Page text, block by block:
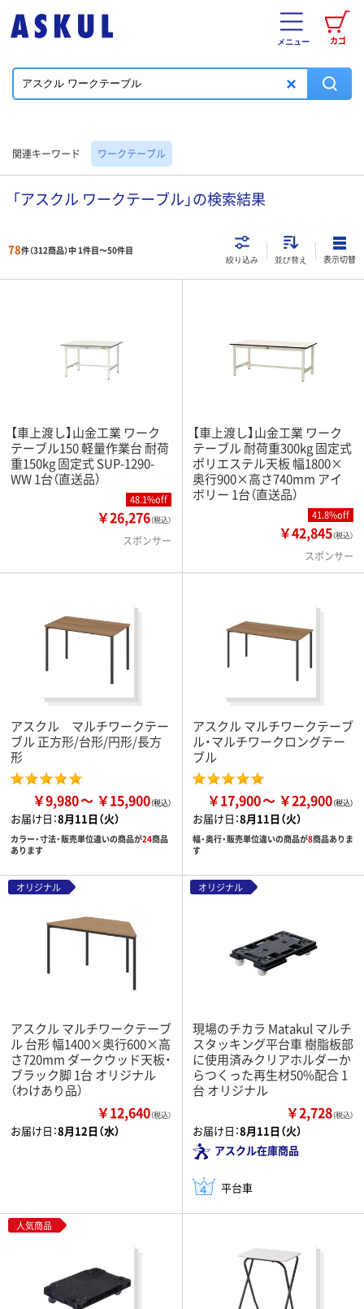
カゴ
メニュー
関連キーワード ワークテーブル
「アスクル ワークテーブル」の検索結果
78件（312商品）中 1件目～50件目
絞り込み 並び替え 表示切替
【車上渡し】山金工業 ワーク
テーブル150 軽量作業台 耐荷
重150kg 固定式 SUP-1290-
WW 1台（直送品）
48.1%off
￥26,276（税込）
スポンサー
【車上渡し】山金工業 ワーク
テーブル 耐荷重300kg 固定式
ポリエステル天板 幅1800×
奥行900×高さ740mm アイ
ボリー 1台（直送品）
41.8%off
￥42,845（税込）
スポンサー
アスクル マルチワークテー
ブル 正方形/台形/円形/長方
形
￥9,980 ￥15,900
お届け日：8月11日（火）
カラー・寸法・販売単位違いの商品が24商品
あります
アスクル マルチワークテーブ
ル・マルチワークロングテー
ブル
￥17,900 ￥22,900
お届け日：8月11日（火）
幅・奥行・販売単位違いの商品が8商品ありま
す
オリジナル
アスクル マルチワークテーブ
ル 台形 幅1400×奥行600×高
さ720mm ダークウッド天板・
ブラック脚 1台 オリジナル
（わけあり品）
￥12,640（税込）
お届け日：8月12日（水）
オリジナル
現場のチカラ Matakul マルチ
スタッキング平台車 樹脂板部
に使用済みクリアホルダーか
らつくった再生材50%配合 1
台 オリジナル
￥2,728（税込）
お届け日：8月11日（火）
アスクル在庫商品
平台車
人気商品